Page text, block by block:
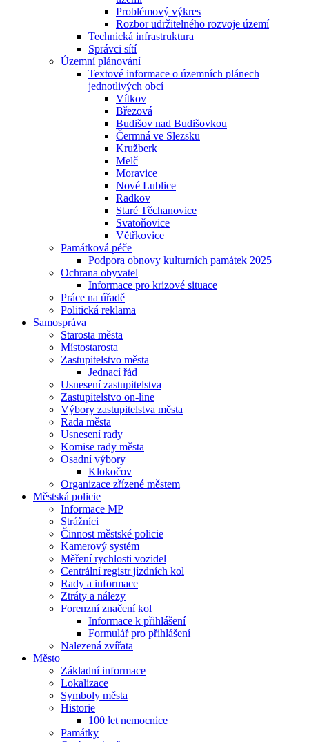
Problémový výkres
Rozbor udržitelného rozvoje území
Technická infrastruktura
Správci sítí
Územní plánování
Textové informace o územních plánech
jednotlivých obcí
Vítkov
Březová
Budišov nad Budišovkou
Čermná ve Slezsku
Kružberk
Melč
Moravice
Nové Lublice
Radkov
Staré Těchanovice
Svatoňovice
Větřkovice
Památková péče
Podpora obnovy kulturních památek 2025
Ochrana obyvatel
Informace pro krizové situace
Práce na úřadě
Politická reklama
Samospráva
Starosta města
Místostarosta
Zastupitelstvo města
Jednací řád
Usnesení zastupitelstva
Zastupitelstvo on-line
Výbory zastupitelstva města
Rada města
Usnesení rady
Komise rady města
Osadní výbory
Klokočov
Organizace zřízené městem
Městská policie
Informace MP
Strážníci
Činnost městské policie
Kamerový systém
Měření rychlosti vozidel
Centrální registr jízdních kol
Rady a informace
Ztráty a nálezy
Forenzní značení kol
Informace k přihlášení
Formulář pro přihlášení
Nalezená zvířata
Město
Základní informace
Lokalizace
Symboly města
Historie
100 let nemocnice
Památky